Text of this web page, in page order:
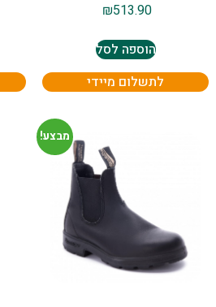
₪513.90
הוספה לסל
לתשלום מיידי
מבצע!